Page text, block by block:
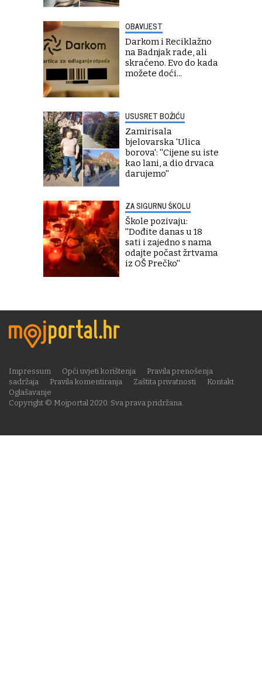
OBAVIJEST
Darkom i Reciklažno
na Badnjak rade, ali
skraćeno. Evo do kada
možete doći...
USUSRET BOŽIĆU
Zamirisala
bjelovarska 'Ulica
borova': ''Cijene su iste
kao lani, a dio drvaca
darujemo''
ZA SIGURNU ŠKOLU
Škole pozivaju:
''Dođite danas u 18
sati i zajedno s nama
odajte počast žrtvama
iz OŠ Prečko''
Copyright © Mojportal 2020. Sva prava pridržana.
Impressum Opći uvjeti korištenja
Pravila prenošenja
sadržaja
Pravila komentiranja Zaštita privatnosti
Kontakt
Oglašavanje